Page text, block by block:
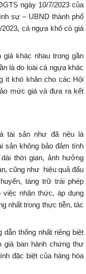
ngày 10/7/2023 của
sự – UBND thành phố
cá ngựa khô có giá
khác nhau trong gần
là do loài cá ngựa khác
ít khó khăn cho các Hội
mức giá và đưa ra kết
tài sản như đã nêu là
sản không bảo đảm tính
thời gian, ảnh hưởng
cũng như hiệu quả đấu
tàng trữ trái phép
việc nhận thức, áp dụng
nhất trong thực tiễn, tác
thống nhất riêng biệt
giá ban hành chứng thư
đặc biệt của hàng hóa